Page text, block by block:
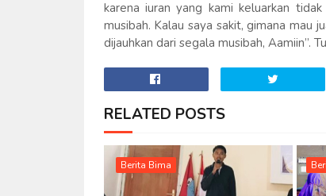
karena iuran yang kami keluarkan
musibah. Kalau saya sakit, gimana mau
dijauhkan dari segala musibah, Aamiin”.
RELATED POSTS
Berita Bima